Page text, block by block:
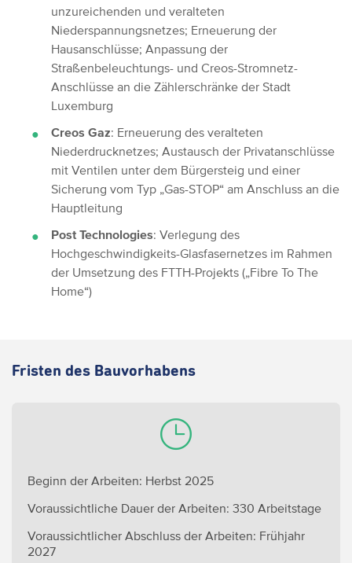
unzureichenden und veralteten
Niederspannungsnetzes; Erneuerung der
Hausanschlüsse; Anpassung der
Straßenbeleuchtungs- und Creos-Stromnetz-
Anschlüsse an die Zählerschränke der Stadt
Luxemburg
Creos Gaz: Erneuerung des veralteten
Niederdrucknetzes; Austausch der Privatanschlüsse
mit Ventilen unter dem Bürgersteig und einer
Sicherung vom Typ „Gas-STOP“ am Anschluss an die
Hauptleitung
Post Technologies: Verlegung des
Hochgeschwindigkeits-Glasfasernetzes im Rahmen
der Umsetzung des FTTH-Projekts („Fibre To The
Home“)
Fristen des Bauvorhabens
Beginn der Arbeiten: Herbst 2025
Voraussichtliche Dauer der Arbeiten: 330 Arbeitstage
Voraussichtlicher Abschluss der Arbeiten: Frühjahr
2027